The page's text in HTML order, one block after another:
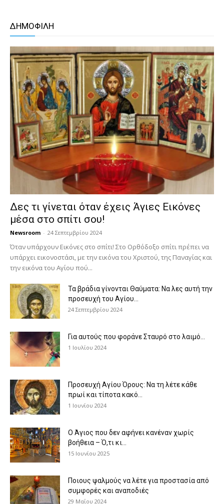
ΔΗΜΟΦΙΛΗ
Δες τι γίνεται όταν έχεις Άγιες Εικόνες
μέσα στο σπίτι σου!
Newsroom - 24 Σεπτεμβρίου 2024
Όταν υπάρχουν Εικόνες στο σπίτι! Στο Ορθόδοξο σπίτι πρέπει να
υπάρχει εικονοστάσι, με την εικόνα του Χριστού, της Παν­αγίας και
την εικόνα του Αγίου πού...
Τα βράδια γίνονται Θαύματα: Να λες αυτή την
προσευχή του Αγίου...
24 Σεπτεμβρίου 2024
Για αυτούς που φοράνε Σταυρό στο λαιμό…
1 Ιουλίου 2024
Προσευχή Αγίου Όρους: Να τη λέτε κάθε
πρωί και τίποτα κακό...
1 Ιουνίου 2024
Ο Άγιος που δεν αφήνει κανέναν χωρίς
βοήθεια – Ό,τι κι...
15 Ιουνίου 2025
Ποιους ψαλμούς να λέτε για προστασία από
συμφορές και αναποδιές
29 Μαΐου 2024